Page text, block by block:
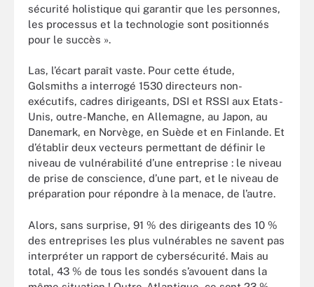
sécurité holistique qui garantir que les personnes,
les processus et la technologie sont positionnés
pour le succès ».
Las, l’écart paraît vaste. Pour cette étude,
Golsmiths a interrogé 1530 directeurs non-
exécutifs, cadres dirigeants, DSI et RSSI aux Etats-
Unis, outre-Manche, en Allemagne, au Japon, au
Danemark, en Norvège, en Suède et en Finlande. Et
d’établir deux vecteurs permettant de définir le
niveau de vulnérabilité d’une entreprise : le niveau
de prise de conscience, d’une part, et le niveau de
préparation pour répondre à la menace, de l’autre.
Alors, sans surprise, 91 % des dirigeants des 10 %
des entreprises les plus vulnérables ne savent pas
interpréter un rapport de cybersécurité. Mais au
total, 43 % de tous les sondés s’avouent dans la